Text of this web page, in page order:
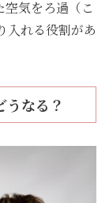
気をろ過（こ
入れる役割があ
うなる？